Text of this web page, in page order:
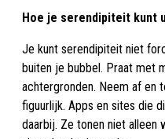
Hoe je serendipiteit kunt
Je kunt serendipiteit niet
buiten je bubbel. Praat met
achtergronden. Neem af en
figuurlijk. Apps en sites die
daarbij. Ze tonen niet